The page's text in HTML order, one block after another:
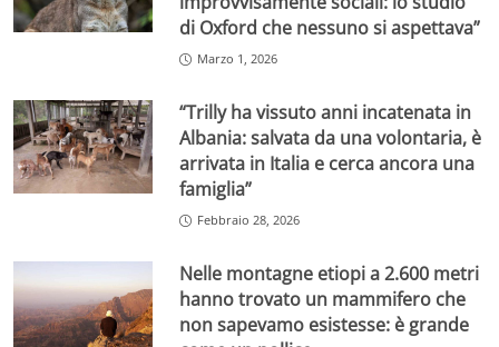
di Oxford che nessuno si aspettava”
Marzo 1, 2026
“Trilly ha vissuto anni incatenata in
Albania: salvata da una volontaria, è
arrivata in Italia e cerca ancora una
famiglia”
Febbraio 28, 2026
Nelle montagne etiopi a 2.600 metri
hanno trovato un mammifero che
non sapevamo esistesse: è grande